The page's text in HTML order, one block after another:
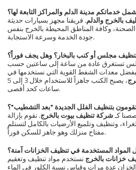
بالخرج والدلم. فريقنا مجهز بسيارات حديثة
الصحنة، وكافة المناطق المحيطة بالخرج بنفس
جودة الخدمة وسرعة الاستجابة.
تستغرق عادة من ساعة إلى ساعتين حسب
معدات الشفط القوية التي نستخدمها في
، يصبح الكنب جاهزاً للاستخدام خلال 3 إلى 5
ساعات كحد أقصى.
كـشركة تنظيف بيوت بالخرج. نقوم بإزالة
وتنظيف وتلميع الأرضيات بالكامل لتستلم
مفتاح منزلك وهو جاهز للسكن فوراً.
خزانات بالخرج نستخدم مواد تنظيف وتعقيم
عدة مرات وقياس نسبة الكلور في الماء